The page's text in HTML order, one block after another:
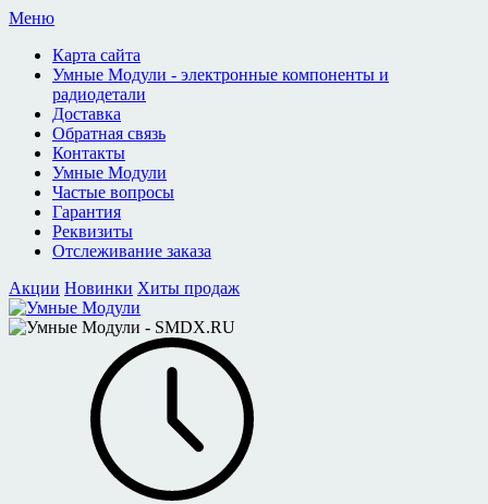
Меню
Карта сайта
Умные Модули - электронные компоненты и
радиодетали
Доставка
Обратная связь
Контакты
Умные Модули
Частые вопросы
Гарантия
Реквизиты
Отслеживание заказа
Акции Новинки Хиты продаж